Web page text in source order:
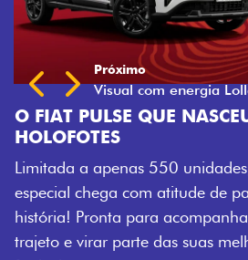
NASCEU PARA OS
550 unidades, esta edição
atitude de palco e visual que faz
acompanhar você em cada
das suas melhores memórias de